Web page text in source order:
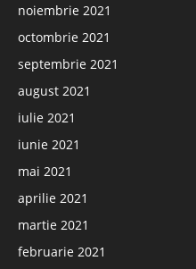
noiembrie 2021
octombrie 2021
septembrie 2021
august 2021
iulie 2021
iunie 2021
mai 2021
aprilie 2021
martie 2021
februarie 2021